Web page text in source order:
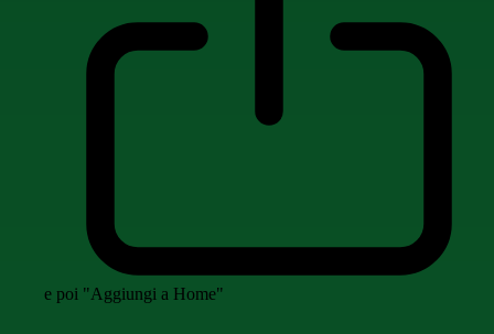
e poi "Aggiungi a Home"